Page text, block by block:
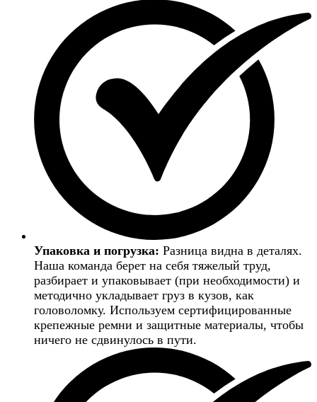
Упаковка и погрузка: Разница видна в деталях.
Наша команда берет на себя тяжелый труд,
разбирает и упаковывает (при необходимости) и
методично укладывает груз в кузов, как
головоломку. Используем сертифицированные
крепежные ремни и защитные материалы, чтобы
ничего не сдвинулось в пути.